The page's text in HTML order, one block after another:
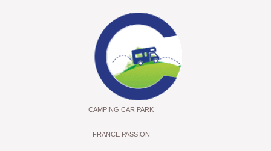
CAMPING CAR PARK
FRANCE PASSION